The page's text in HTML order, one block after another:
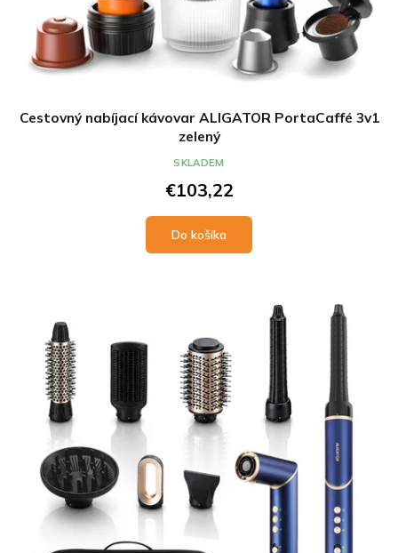
Cestovný nabíjací kávovar ALIGATOR PortaCaffé 3v1
zelený
€103,22
Do košíka
SKLADEM